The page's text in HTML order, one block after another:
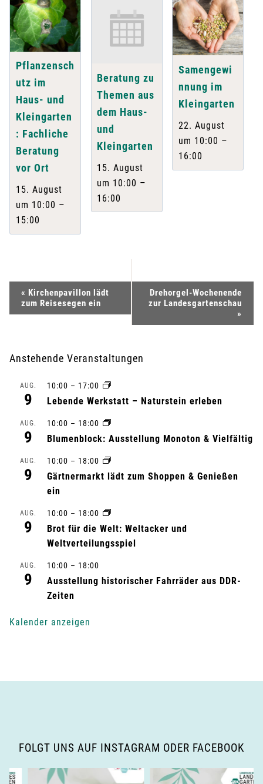
Pflanzensch
utz im
Haus- und
Kleingarten
: Fachliche
Beratung
vor Ort
15. August
um 10:00 –
15:00
Beratung zu
Themen aus
dem Haus-
und
Kleingarten
15. August
um 10:00 –
16:00
Samengewi
nnung im
Kleingarten
22. August
um 10:00 –
16:00
e
a
-
a
« Kirchenpavillon lädt
zum Reisesegen ein
Drehorgel-Wochenende
zur Landesgartenschau
»
Anstehende Veranstaltungen
AUG.
9
10:00 – 17:00
Lebende Werkstatt – Naturstein erleben
AUG.
9
10:00 – 18:00
Blumenblock: Ausstellung Monoton & Vielfältig
AUG.
9
10:00 – 18:00
Gärtnermarkt lädt zum Shoppen & Genießen
ein
AUG.
9
10:00 – 18:00
Brot für die Welt: Weltacker und
Weltverteilungsspiel
AUG.
9
10:00 – 18:00
Ausstellung historischer Fahrräder aus DDR-
Zeiten
Kalender anzeigen
FOLGT UNS AUF INSTAGRAM ODER FACEBOOK